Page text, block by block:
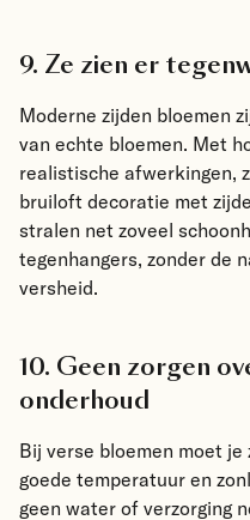
9. Ze zien er
Moderne zijden bloemen
van echte bloemen. Met
realistische afwerkingen,
bruiloft decoratie met
stralen net zoveel
tegenhangers, zonder de
versheid.
10. Geen zorgen
onderhoud
Bij verse bloemen moet
goede temperatuur en
geen water of verzorging